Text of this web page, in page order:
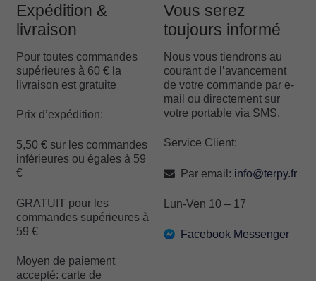
Expédition &
livraison
Pour toutes commandes
supérieures à 60 € la
livraison est gratuite
Prix d’expédition:
5,50 € sur les commandes
inférieures ou égales à 59
€
GRATUIT pour les
commandes supérieures à
59 €
Moyen de paiement
accepté: carte de
Vous serez
toujours informé
Nous vous tiendrons au
courant de l’avancement
de votre commande par e-
mail ou directement sur
votre portable via SMS.
Service Client:
Par email: info@terpy.fr
Lun-Ven 10 – 17
Facebook Messenger